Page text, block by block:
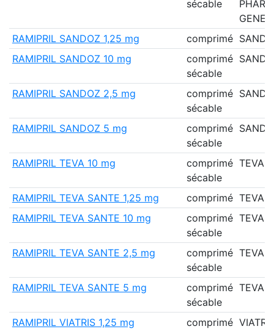
sécable
RAMIPRIL SANDOZ 1,25 mg
comprimé
RAMIPRIL SANDOZ 10 mg
comprimé
sécable
RAMIPRIL SANDOZ 2,5 mg
comprimé
sécable
RAMIPRIL SANDOZ 5 mg
comprimé
sécable
RAMIPRIL TEVA 10 mg
comprimé
sécable
TEVA
RAMIPRIL TEVA SANTE 1,25 mg comprimé TEVA
RAMIPRIL TEVA SANTE 10 mg
comprimé
sécable
TEVA
RAMIPRIL TEVA SANTE 2,5 mg
comprimé
sécable
TEVA
RAMIPRIL TEVA SANTE 5 mg
comprimé
sécable
TEVA
RAMIPRIL VIATRIS 1,25 mg comprimé